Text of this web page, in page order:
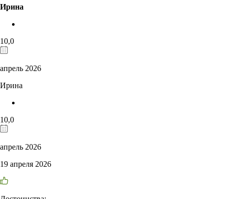
Ирина
10,0
апрель 2026
Ирина
10,0
апрель 2026
19 апреля 2026